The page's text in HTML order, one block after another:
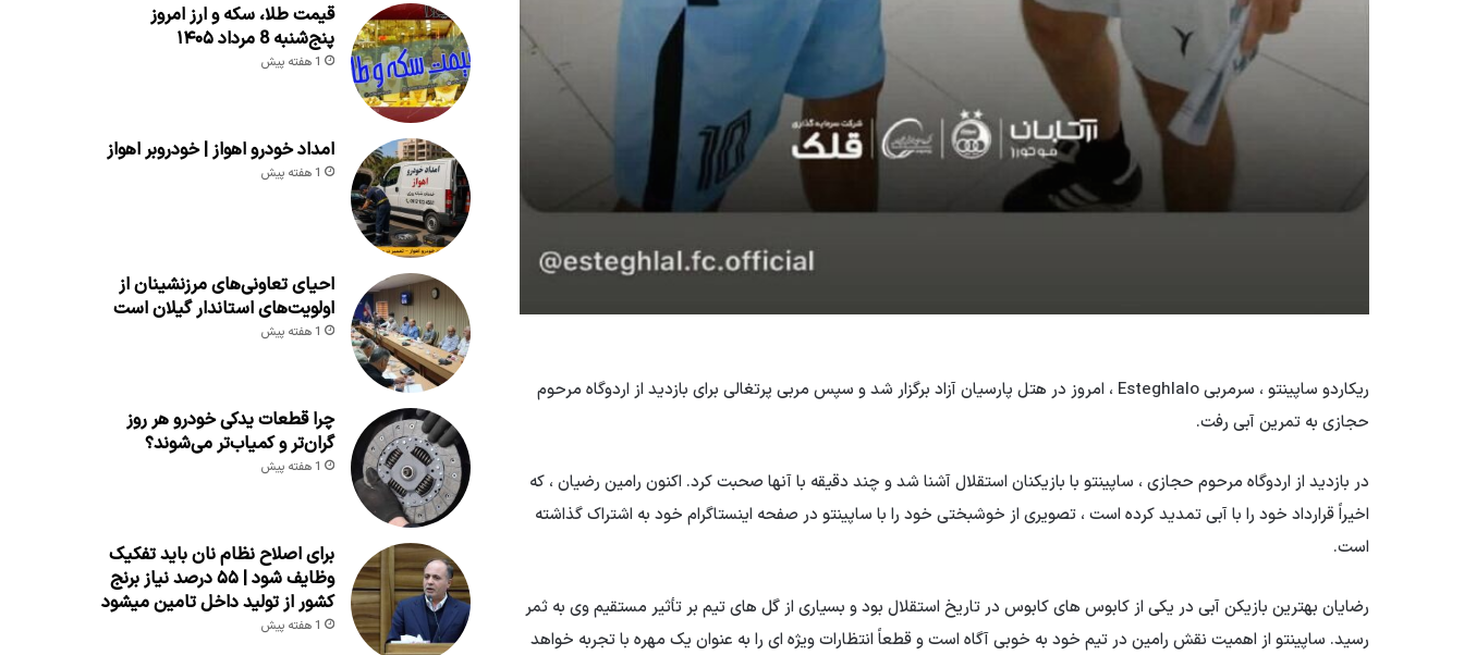
ریکاردو ساپینتو ، سرمربی Esteghlalo ، امروز در هتل پارسیان آزاد برگزار شد و سپس مربی پرتغالی برای بازدید از اردوگاه مرحوم
حجازی به تمرین آبی رفت.
در بازدید از اردوگاه مرحوم حجازی ، ساپینتو با بازیکنان استقلال آشنا شد و چند دقیقه با آنها صحبت کرد. اکنون رامین رضیان ، که
اخیراً قرارداد خود را با آبی تمدید کرده است ، تصویری از خوشبختی خود را با ساپینتو در صفحه اینستاگرام خود به اشتراک گذاشته
است.
رضایان بهترین بازیکن آبی در یکی از کابوس های کابوس در تاریخ استقلال بود و بسیاری از گل های تیم بر تأثیر مستقیم وی به ثمر
رسید. ساپینتو از اهمیت نقش رامین در تیم خود به خوبی آگاه است و قطعاً انتظارات ویژه ای را به عنوان یک مهره با تجربه خواهد
قیمت طلا، سکه و ارز امروز
پنج‌شنبه 8 مرداد ۱۴۰۵
1 هفته پیش
امداد خودرو اهواز | خودروبر اهواز
1 هفته پیش
احیای تعاونی‌های مرزنشینان از
اولویت‌های استاندار گیلان است
1 هفته پیش
چرا قطعات یدکی خودرو هر روز
گران‌تر و کمیاب‌تر می‌شوند؟
1 هفته پیش
برای اصلاح نظام نان باید تفکیک
وظایف شود | ۵۵ درصد نیاز برنج
کشور از تولید داخل تامین میشود
1 هفته پیش